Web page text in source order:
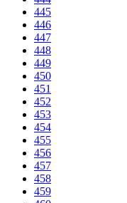
445
446
447
448
449
450
451
452
453
454
455
456
457
458
459